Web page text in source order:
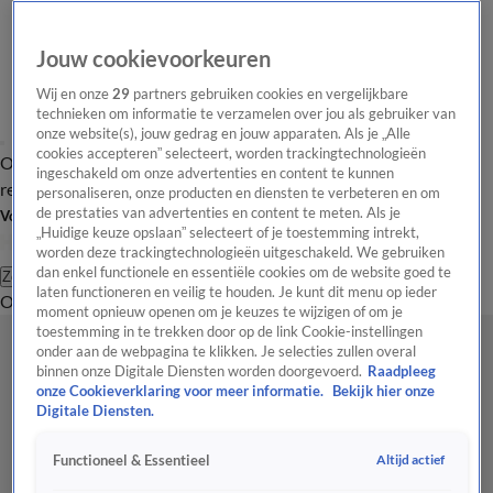
Overzicht Laatste nieuws Regionieuws Het beste van Hart
Tip de
redactie
Volg Hart van Nederland
Zoeken
OverzichtRegioUitzendingenWeerTip de redactiePanelVideo's
Jouw cookievoorkeuren
Wij en onze29 partners gebruiken cookies en vergelijkbare
technieken om informatie te verzamelen over jou als gebruiker van
onze website(s), jouw gedrag en jouw apparaten. Als je „Alle
cookies accepteren” selecteert, worden trackingtechnologieën
ingeschakeld om onze advertenties en content te kunnen
personaliseren, onze producten en diensten te verbeteren en om
de prestaties van advertenties en content te meten. Als je
„Huidige keuze opslaan” selecteert of je toestemming intrekt,
worden deze trackingtechnologieën uitgeschakeld. We gebruiken
dan enkel functionele en essentiële cookies om de website goed te
laten functioneren en veilig te houden. Je kunt dit menu op ieder
moment opnieuw openen om je keuzes te wijzigen of om je
toestemming in te trekken door op de link Cookie-instellingen
onder aan de webpagina te klikken. Je selecties zullen overal
binnen onze Digitale Diensten worden doorgevoerd. Raadpleeg
onze Cookieverklaring voor meer informatie.
Bekijk hier onze
Digitale Diensten.
Functioneel & Essentieel Altijd actief